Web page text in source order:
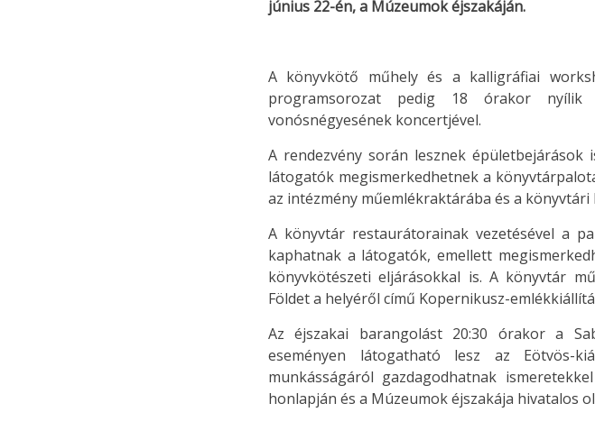
június 22-én, a Múzeumok éjszakáján.
A könyvkötő műhely és a kalligráfiai
programsorozat pedig 18 órakor nyílik
vonósnégyesének koncertjével.
A rendezvény során lesznek
látogatók megismerkedhetnek a
az intézmény műemlékraktárába és a könyvtári
A könyvtár restaurátorainak vezetésével a
kaphatnak a látogatók, emellett
könyvkötészeti eljárásokkal is. A könyvtár
Földet a helyéről című Kopernikusz-
Az éjszakai barangolást 20:30 órakor a
eseményen látogatható lesz az Eötvös-
munkásságáról gazdagodhatnak
honlapján és a Múzeumok éjszakája hivatalos